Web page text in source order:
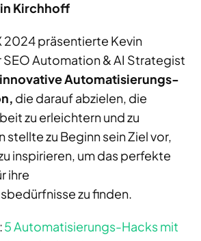
Kirchhoff
2024 präsentierte Kevin
Automation & AI Strategist
Automatisierungs-
die darauf abzielen, die
zu erleichtern und zu
stellte zu Beginn sein Ziel vor,
inspirieren, umdas perfekte
ihre
zu finden.
5 Automatisierungs-Hacks mit